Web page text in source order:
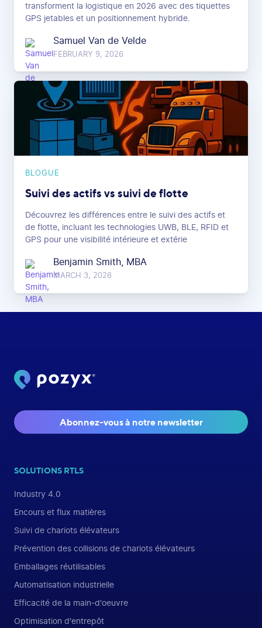
transforment la logistique en 2026 avec des tiquettes
GPS jetables et un positionnement hybride.
Samuel Van de Velde
FEBRUARY 9, 2026
BLOGUE
Suivi des actifs vs suivi de flotte
Découvrez les différences entre le suivi des actifs et
de flotte, incluant les technologies UWB, BLE, RFID et
GPS pour une visibilité intérieure et extérie
Benjamin Smith, MBA
MARCH 3, 2026
Abonnez-vous à notre newsletter
SOLUTIONS RTLS
Industry 4.0
Encours et flux matières
Suivi de chariots élévateurs
Prévention des collisions de chariots élévateurs
Emballages réutilisables
Automatisation industrielle
Efficacité de la main-d'oeuvre
Optimisation d'entrepôt